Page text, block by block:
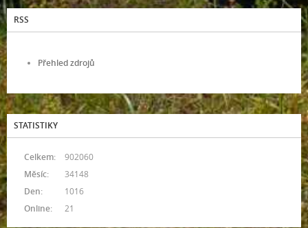
RSS
Přehled zdrojů
STATISTIKY
Online: 21
Celkem:
902060
Měsíc:
34148
Den:
1016